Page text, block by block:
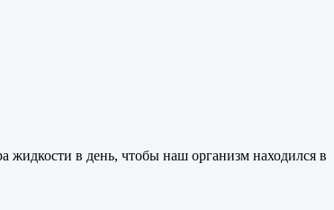
жидкости в день, чтобы наш организм находился в